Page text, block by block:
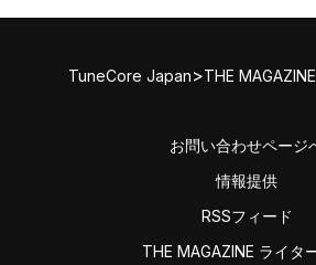
TuneCore Japan>THE MAGAZINE
お問い合わせページ
情報提供
RSSフィード
THE MAGAZINE ライタ